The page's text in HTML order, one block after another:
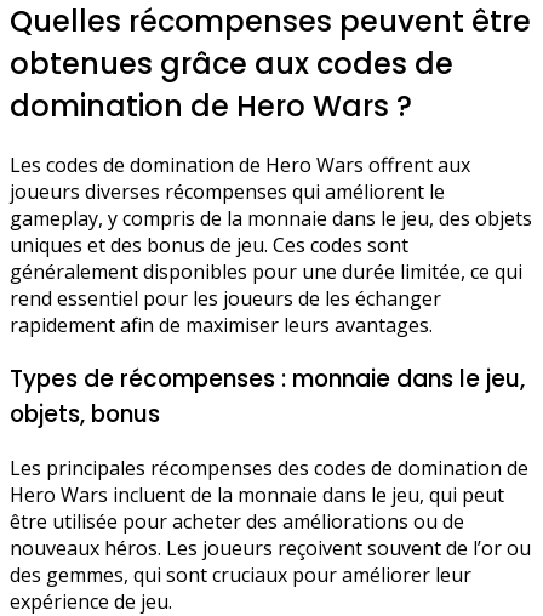
Quelles récompenses peuvent être
obtenues grâce aux codes de
domination de Hero Wars ?
Les codes de domination de Hero Wars offrent aux
joueurs diverses récompenses qui améliorent le
gameplay, y compris de la monnaie dans le jeu, des objets
uniques et des bonus de jeu. Ces codes sont
généralement disponibles pour une durée limitée, ce qui
rend essentiel pour les joueurs de les échanger
rapidement afin de maximiser leurs avantages.
Types de récompenses : monnaie dans le jeu,
objets, bonus
Les principales récompenses des codes de domination de
Hero Wars incluent de la monnaie dans le jeu, qui peut
être utilisée pour acheter des améliorations ou de
nouveaux héros. Les joueurs reçoivent souvent de l’or ou
des gemmes, qui sont cruciaux pour améliorer leur
expérience de jeu.